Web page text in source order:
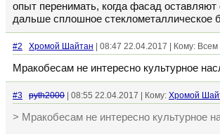
опыт перенимать, когда фасад оставляют
дальше сплошное стеклометаллическое
#2 Хромой Шайтан | 08:47 22.04.2017 | Кому: Всем
Мракобесам не интересно культурное
#3 pyth2000 | 08:55 22.04.2017 | Кому: Хромой
> Мракобесам не интересно культурное